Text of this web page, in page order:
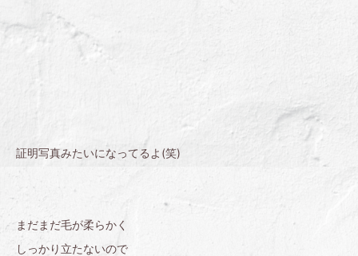
証明写真みたいになってるよ(笑)
まだまだ毛が柔らかく
しっかり立たないので